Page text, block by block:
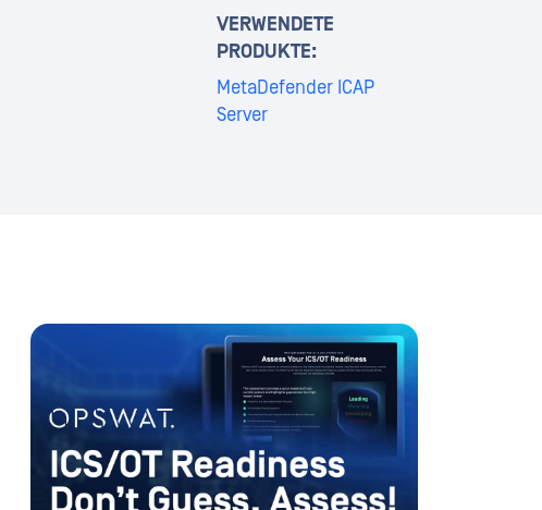
VERWENDETE
PRODUKTE:
MetaDefender ICAP
Server